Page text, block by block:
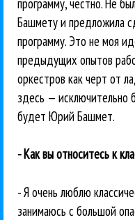
Башмету и предложила
программу. Это не моя
предыдущих опытов
оркестров как черт от
здесь — исключительно
будет Юрий Башмет.
- Как вы относитесь к
- Я очень люблю
занимаюсь с большой